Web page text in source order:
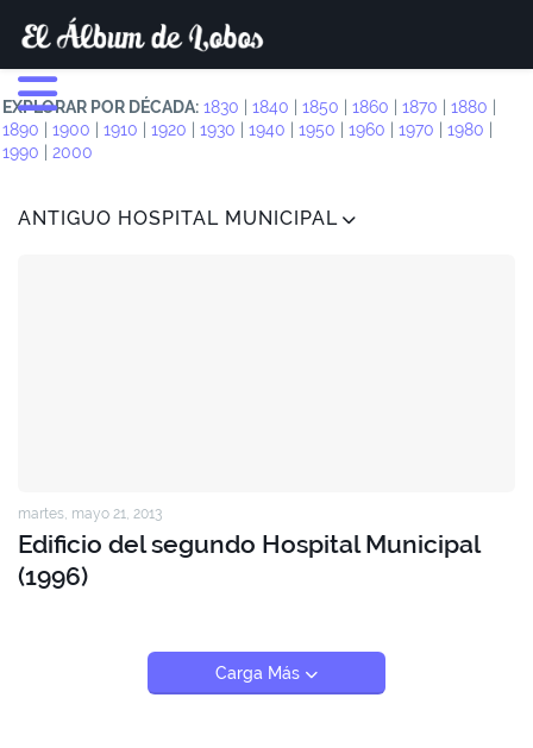
EXPLORAR POR DÉCADA: 1830 1840 1850 1860 1870 1880
1890
1900 1910 1920 1930 1940 1950 1960 1970 1980
1990
2000
ANTIGUO HOSPITAL MUNICIPAL
martes, mayo 21, 2013
Edificio del segundo Hospital Municipal
(1996)
Carga Más